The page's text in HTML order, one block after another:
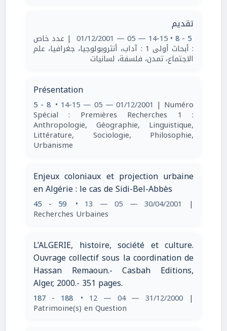
تقديم
5 - 8
• 14-15 — 05 — 01/12/2001 | عدد خاص
: أبحاث أولى 1 : آداب، أنثروبولوجيا، جغرافيا، علم
الاجتماع، تمدن، فلسفة، لسانيات
Présentation
5 - 8 • 14-15 — 05 — 01/12/2001 | Numéro
Spécial : Premières Recherches 1 :
Anthropologie, Géographie, Linguistique,
Littérature, Sociologie, Philosophie,
Urbanisme
Enjeux coloniaux et projection urbaine
en Algérie : le cas de Sidi-Bel-Abbès
45 - 59 • 13 — 05 — 30/04/2001 |
Recherches Urbaines
L’ALGERIE, histoire, société et culture.
Ouvrage collectif sous la coordination de
Hassan Remaoun.- Casbah Editions,
Alger, 2000.- 351 pages.
187 - 188 • 12 — 04 — 31/12/2000 |
Patrimoine(s) en Question